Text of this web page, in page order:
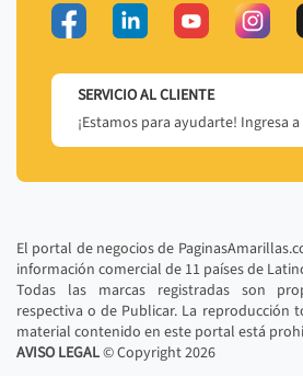
SERVICIO AL CLIENTE
¡Estamos para ayudarte! Ingresa a
El portal de negocios de
información comercial de 11 países de
Todas las marcas registradas son
respectiva o de Publicar. La reproducción
material contenido en este portal está
AVISO LEGAL© Copyright2026